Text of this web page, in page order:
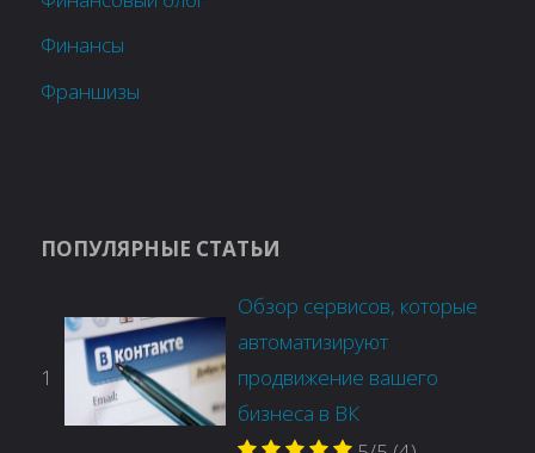
Финансы
Франшизы
ПОПУЛЯРНЫЕ СТАТЬИ
1
Обзор сервисов, которые
автоматизируют
продвижение вашего
бизнеса в ВК